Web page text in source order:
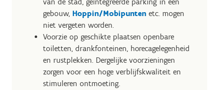
gebouw, Hoppin/Mobipunten etc. mogen
niet vergeten worden.
Voorzie op geschikte plaatsen openbare
toiletten, drankfonteinen, horecagelegenheid
en rustplekken. Dergelijke voorzieningen
zorgen voor een hoge verblijfskwaliteit en
stimuleren ontmoeting.